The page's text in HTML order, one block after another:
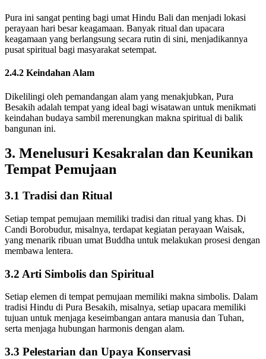
Pura ini sangat penting bagi umat Hindu Bali dan menjadi lokasi
perayaan hari besar keagamaan. Banyak ritual dan upacara
keagamaan yang berlangsung secara rutin di sini, menjadikannya
pusat spiritual bagi masyarakat setempat.
2.4.2 Keindahan Alam
Dikelilingi oleh pemandangan alam yang menakjubkan, Pura
Besakih adalah tempat yang ideal bagi wisatawan untuk menikmati
keindahan budaya sambil merenungkan makna spiritual di balik
bangunan ini.
3. Menelusuri Kesakralan dan Keunikan
Tempat Pemujaan
3.1 Tradisi dan Ritual
Setiap tempat pemujaan memiliki tradisi dan ritual yang khas. Di
Candi Borobudur, misalnya, terdapat kegiatan perayaan Waisak,
yang menarik ribuan umat Buddha untuk melakukan prosesi dengan
membawa lentera.
3.2 Arti Simbolis dan Spiritual
Setiap elemen di tempat pemujaan memiliki makna simbolis. Dalam
tradisi Hindu di Pura Besakih, misalnya, setiap upacara memiliki
tujuan untuk menjaga keseimbangan antara manusia dan Tuhan,
serta menjaga hubungan harmonis dengan alam.
3.3 Pelestarian dan Upaya Konservasi